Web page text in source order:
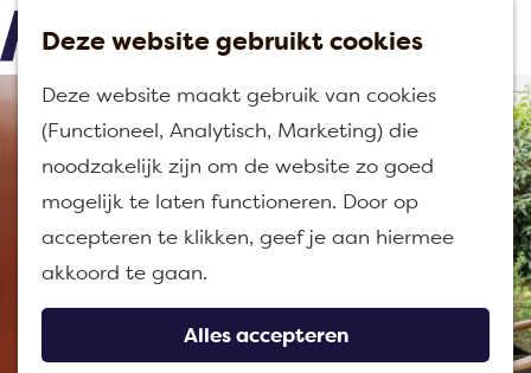
Deze website gebruikt cookies
Deze website maakt gebruik van cookies
(Functioneel, Analytisch, Marketing) die
noodzakelijk zijn om de website zo goed
mogelijk te laten functioneren. Door op
accepteren te klikken, geef je aan hiermee
akkoord te gaan.
Alles accepteren
G
a
e
n
u